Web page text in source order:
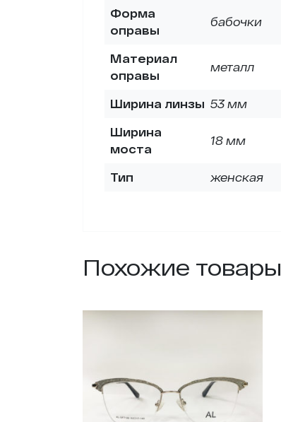
Форма
оправы
бабочки
Материал
оправы
металл
Ширина линзы 53 мм
Ширина
моста
18 мм
Тип женская
Похожие товары